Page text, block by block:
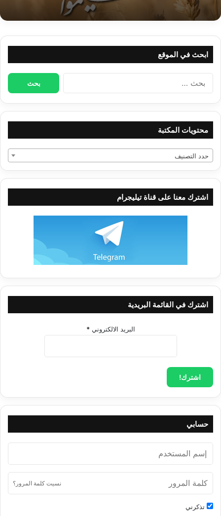
{وَمُبَشِّرًا}:لمن فكّر وشاهد، للذي آمن يبشره بالجنة، بشارات
ما فكر فما آمن، ينذره من مصائب الدنيا وعذاب القبر والنار.
مقالات ذات صلة
{وَدَاعِيًا إِلَى اللهِ بِإِذْنِهِ وَسِرَاجًا مُنِيرًا}
ابن ماجة، رقم 229.
"إنما بُعثت لأُتمم مكارم الأَخلَاق"أخرجه أحمد
هذا إلا إذا سار الإنسان بالقوانين التي رسمها الله له وبيَّنها على
والتفكير بالكون عندها يأذن الله لرسوله. فليس في قلبه ﷺ إلا الله،
والجسر لا يقوم إلا بطرفين، فمن لم يصدق فلن يأذن الله لرسوله
بإضاعة عمره الثمين معه للسدى مع من لن ينتفع اليوم ولا غداً.
يرى به الحقائق، يرى الخير خيراً والشر شراً، صار يرى بعين القلب
حقيقة الدنيا، وهذا المؤمن يفدي رسول الله ﷺ بكل شيء، لأنه يرى
أن الفضل والجنّات والنوال الذي جاءه كان عن طريقه ﷺ، وبسببه.
{وَبَشِّرِ الْمُؤْمِنِينَ بِأَنَّ لَهُمْ مِنَ اللهِ فَضْلًا كَبِيرًا}
{وَبَشِّرِ الْمُؤْمِنِينَ}:
ابحث في الموقع
البحث
محتويات المكتبة
حدد التصنيف
اشترك معنا على قناة تيليجرام
اشترك في القائمة البريدية
البريد الالكتروني *
حسابي
نسيت كلمة المرور؟
تذكرني